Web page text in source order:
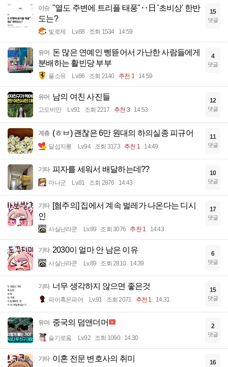
이슈 "열도 주변에 트리플 태풍"‥日 '초비상' 한반
도는?
빛로제 Lv.88 조회 1534 14:59
15
댓글
유머 돈 많은 연예인 삥뜯어서 가난한 사람들에게
분배하는 활빈당 부부
풀소유 Lv.86 조회 2140 추천 1 14:59
4
댓글
유머 남의 여친 사진들
고도비만 Lv.91 조회 2217 추천 3 14:53
12
댓글
계층 (ㅎㅂ) 괜찮은 6만 원대의 하의실종 피규어
달섭지롱 Lv.94 조회 3173 추천 1 14:49
11
댓글
기타 피자를 세워서 배달하는데??
마나군 Lv.81 조회 2876 14:43
10
댓글
기타 [혐주의] 집에서 계속 벌레가 나온다는 디시
인
사실난라쿤 Lv.89 조회 3076 추천 1 14:43
17
댓글
기타 2030이 얼마 안 남은 이유
사실난라쿤 Lv.89 조회 2810 14:39
6
댓글
기타 너무 생각하지 않으면 좋은것
파이혹은파어 Lv.91 조회 2071 추천 1 14:31
15
댓글
유머 중국의 덤앤더머
슬기로움 Lv.92 조회 1090 14:30
2
댓글
기타 이혼 전문 변호사의 취미 16